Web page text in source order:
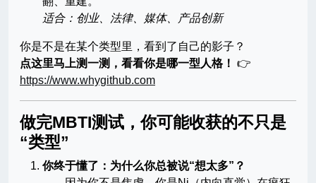
适合：创业、法律、媒体、产品创新
你是不是在某个类型里，看到了自己的影子？
点这里马上测一测，看看你是哪一型人格！ 👉
https://www.whygithub.com
做完MBTI测试，你可能收获的不只是
“类型”
你终于懂了：为什么你总被说“想太多”？